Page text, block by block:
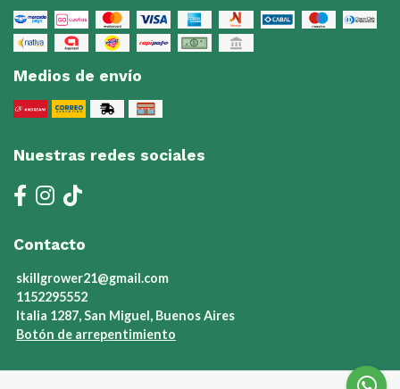
Medios de envío
Nuestras redes sociales
Contacto
skillgrower21@gmail.com
1152295552
Italia 1287, San Miguel, Buenos Aires
Botón de arrepentimiento